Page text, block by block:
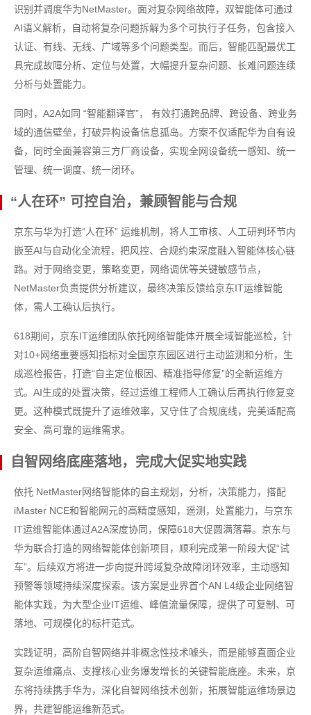
识别并调度华为NetMaster。面对复杂网络故障，双智能体可通过
AI语义解析，自动将复杂问题拆解为多个可执行子任务，包含接入
认证、有线、无线、广域等多个问题类型。而后，智能匹配最优工
具完成故障分析、定位与处置，大幅提升复杂问题、长难问题连续
分析与处置能力。
同时，A2A如同 “智能翻译官”， 有效打通跨品牌、跨设备、跨业务
域的通信壁垒，打破异构设备信息孤岛。方案不仅适配华为自有设
备，同时全面兼容第三方厂商设备，实现全网设备统一感知、统一
管理、统一调度、统一闭环。
“人在环” 可控自治，兼顾智能与合规
京东与华为打造“人在环” 运维机制，将人工审核、人工研判环节内
嵌至AI与自动化全流程，把风控、合规约束深度融入智能体核心链
路。对于网络变更，策略变更，网络调优等关键敏感节点，
NetMaster负责提供分析建议，最终决策反馈给京东IT运维智能
体，需人工确认后执行。
618期间，京东IT运维团队依托网络智能体开展全域智能巡检，针
对10+网络重要感知指标对全国京东园区进行主动监测和分析，生
成巡检报告，打造“自主定位根因、精准指导修复”的全新运维方
式。AI生成的处置决策，经过运维工程师人工确认后再执行修复变
更。这种模式既提升了运维效率，又守住了合规底线，完美适配高
安全、高可靠的运维需求。
自智网络底座落地，完成大促实地实践
依托 NetMaster网络智能体的自主规划，分析，决策能力，搭配
iMaster NCE和智能网元的高精度感知，遥测，处置能力，与京东
IT运维智能体通过A2A深度协同，保障618大促圆满落幕。京东与
华为联合打造的网络智能体创新项目，顺利完成第一阶段大促“试
车”。后续双方将进一步向提升跨域复杂故障闭环效率，主动感知
预警等领域持续深度探索。该方案是业界首个AN L4级企业网络智
能体实践，为大型企业IT运维、峰值流量保障，提供了可复制、可
落地、可规模化的标杆范式。
实践证明，高阶自智网络并非概念性技术噱头，而是能够直面企业
复杂运维痛点、支撑核心业务爆发增长的关键智能底座。未来，京
东将持续携手华为，深化自智网络技术创新，拓展智能运维场景边
界，共建智能运维新范式。